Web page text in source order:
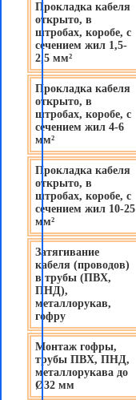
Прокладка кабеля
открыто, в
штробах, коробе, с
сечением жил 1,5-
2,5 мм²
Прокладка кабеля
открыто, в
штробах, коробе, с
сечением жил 4-6
мм²
Прокладка кабеля
открыто, в
штробах, коробе, с
сечением жил 10-25
мм²
Затягивание
кабеля (проводов)
в трубы (ПВХ,
ПНД),
металлорукав,
гофру
Монтаж гофры,
трубы ПВХ, ПНД,
металлорукава до
Ø32 мм